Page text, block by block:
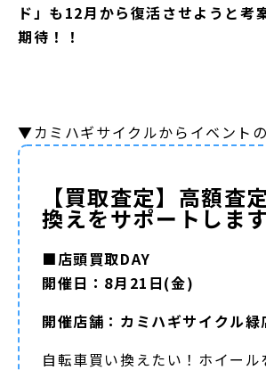
ド」も12月から復活させようと考
期待！！
▼カミハギサイクルからイベント
【買取査定】高額査
換えをサポートしま
■店頭買取DAY
開催日：8月21日(金)
開催店舗：カミハギサイクル緑
自転車買い換えたい！ホイール